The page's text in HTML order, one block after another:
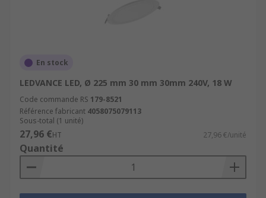
En stock
LEDVANCE LED, Ø 225 mm 30 mm 30mm 240V, 18 W
Code commande RS 179-8521
Référence fabricant 4058075079113
Sous-total (1 unité)
27,96 €HT 27,96 €/unité
Quantité